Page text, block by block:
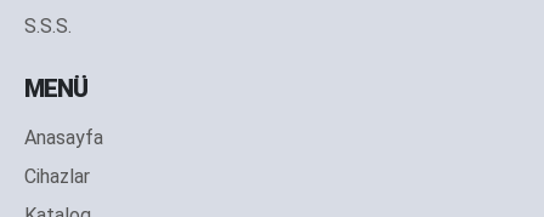
S.S.S.
MENÜ
Anasayfa
Cihazlar